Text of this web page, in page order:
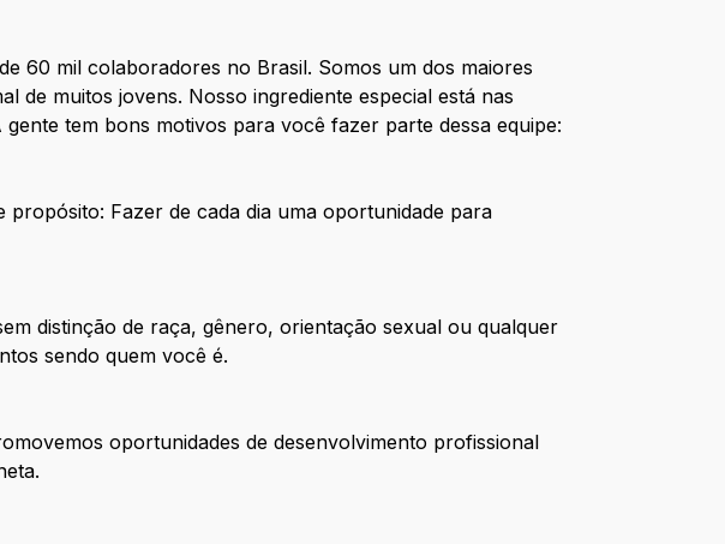
60 mil colaboradores no Brasil. Somos um dos maiores
de muitos jovens. Nosso ingrediente especial está nas
tem bons motivos para você fazer parte dessa equipe:
Fazer de cada dia uma oportunidade para
distinção de raça, gênero, orientação sexual ou qualquer
sendo quem você é.
oportunidades de desenvolvimento profissional